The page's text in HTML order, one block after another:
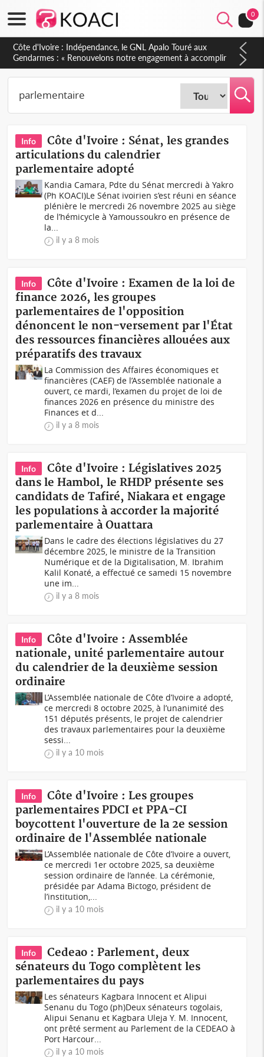
0
Sierra Leone : Un projet de réforme constitutionnelle en
gestation, points clés des amendements, un exclu d'avance
Info
Côte d'Ivoire : Sénat, les grandes
articulations du calendrier
parlementaire adopté
Kandia Camara, Pdte du Sénat mercredi à Yakro
(Ph KOACI)Le Sénat ivoirien s’est réuni en séance
plénière le mercredi 26 novembre 2025 au siège
de l’hémicycle à Yamoussoukro en présence de
la...
il y a 8 mois
Info
Côte d'Ivoire : Examen de la loi de
finance 2026, les groupes
parlementaires de l'opposition
dénoncent le non-versement par l'État
des ressources financières allouées aux
préparatifs des travaux
La Commission des Affaires économiques et
financières (CAEF) de l’Assemblée nationale a
ouvert, ce mardi, l’examen du projet de loi de
finances 2026 en présence du ministre des
Finances et d...
il y a 8 mois
Info
Côte d'Ivoire : Législatives 2025
dans le Hambol, le RHDP présente ses
candidats de Tafiré, Niakara et engage
les populations à accorder la majorité
parlementaire à Ouattara
Dans le cadre des élections législatives du 27
décembre 2025, le ministre de la Transition
Numérique et de la Digitalisation, M. Ibrahim
Kalil Konaté, a effectué ce samedi 15 novembre
une im...
il y a 8 mois
Info
Côte d'Ivoire : Assemblée
nationale, unité parlementaire autour
du calendrier de la deuxième session
ordinaire
L’Assemblée nationale de Côte d’Ivoire a adopté,
ce mercredi 8 octobre 2025, à l’unanimité des
151 députés présents, le projet de calendrier
des travaux parlementaires pour la deuxième
sessi...
il y a 10 mois
Info
Côte d'Ivoire : Les groupes
parlementaires PDCI et PPA-CI
boycottent l'ouverture de la 2e session
ordinaire de l'Assemblée nationale
L’Assemblée nationale de Côte d’Ivoire a ouvert,
ce mercredi 1er octobre 2025, sa deuxième
session ordinaire de l’année. La cérémonie,
présidée par Adama Bictogo, président de
l’institution,...
il y a 10 mois
Info
Cedeao : Parlement, deux
sénateurs du Togo complètent les
parlementaires du pays
Les sénateurs Kagbara Innocent et Alipui
Senanu du Togo (ph)Deux sénateurs togolais,
Alipui Senanu et Kagbara Uleja Y. M. Innocent,
ont prêté serment au Parlement de la CEDEAO à
Port Harcour...
il y a 10 mois